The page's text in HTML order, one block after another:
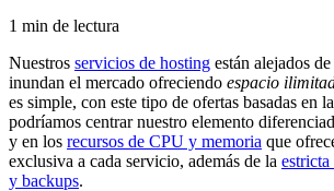
1 min de lectura
Nuestros servicios de hosting están alejados
inundan el mercado ofreciendo espacio
es simple, con este tipo de ofertas basadas en
podríamos centrar nuestro elemento
y en los recursos de CPU y memoria que
exclusiva a cada servicio, además de la
y backups.